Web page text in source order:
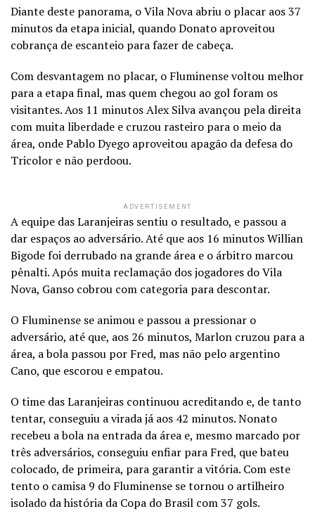
Diante deste panorama, o Vila Nova abriu o placar aos 37
minutos da etapa inicial, quando Donato aproveitou
cobrança de escanteio para fazer de cabeça.
Com desvantagem no placar, o Fluminense voltou melhor
para a etapa final, mas quem chegou ao gol foram os
visitantes. Aos 11 minutos Alex Silva avançou pela direita
com muita liberdade e cruzou rasteiro para o meio da
área, onde Pablo Dyego aproveitou apagão da defesa do
Tricolor e não perdoou.
ADVERTISEMENT
A equipe das Laranjeiras sentiu o resultado, e passou a
dar espaços ao adversário. Até que aos 16 minutos Willian
Bigode foi derrubado na grande área e o árbitro marcou
pênalti. Após muita reclamação dos jogadores do Vila
Nova, Ganso cobrou com categoria para descontar.
O Fluminense se animou e passou a pressionar o
adversário, até que, aos 26 minutos, Marlon cruzou para a
área, a bola passou por Fred, mas não pelo argentino
Cano, que escorou e empatou.
O time das Laranjeiras continuou acreditando e, de tanto
tentar, conseguiu a virada já aos 42 minutos. Nonato
recebeu a bola na entrada da área e, mesmo marcado por
três adversários, conseguiu enfiar para Fred, que bateu
colocado, de primeira, para garantir a vitória. Com este
tento o camisa 9 do Fluminense se tornou o artilheiro
isolado da história da Copa do Brasil com 37 gols.